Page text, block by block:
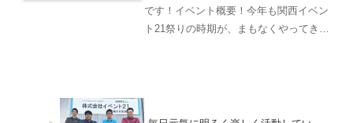
ブログを書いていきます！
です！イベント概要！今年も関西イベン
ト21祭りの時期が、まもなくやってきま
知ってもらい、...